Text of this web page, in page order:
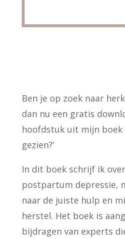
Ben je op zoek naar
dan nu een gratis
hoofdstuk uit mijn boek
gezien?’
In dit boek schrijf ik
postpartum depressie,
naar de juiste hulp en
herstel. Het boek is
bijdragen van experts